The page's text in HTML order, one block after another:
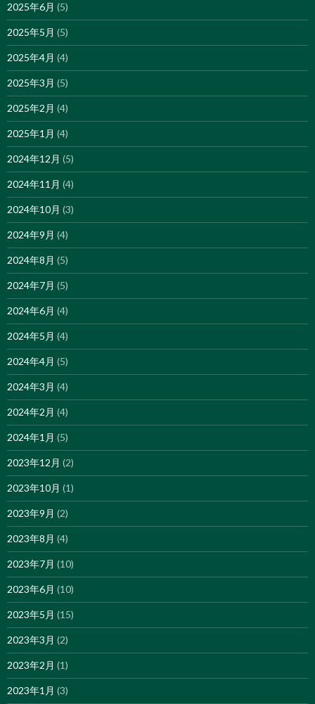
2025年6月 (5)
2025年5月 (5)
2025年4月 (4)
2025年3月 (5)
2025年2月 (4)
2025年1月 (4)
2024年12月 (5)
2024年11月 (4)
2024年10月 (3)
2024年9月 (4)
2024年8月 (5)
2024年7月 (5)
2024年6月 (4)
2024年5月 (4)
2024年4月 (5)
2024年3月 (4)
2024年2月 (4)
2024年1月 (5)
2023年12月 (2)
2023年10月 (1)
2023年9月 (2)
2023年8月 (4)
2023年7月 (10)
2023年6月 (10)
2023年5月 (15)
2023年3月 (2)
2023年2月 (1)
2023年1月 (3)